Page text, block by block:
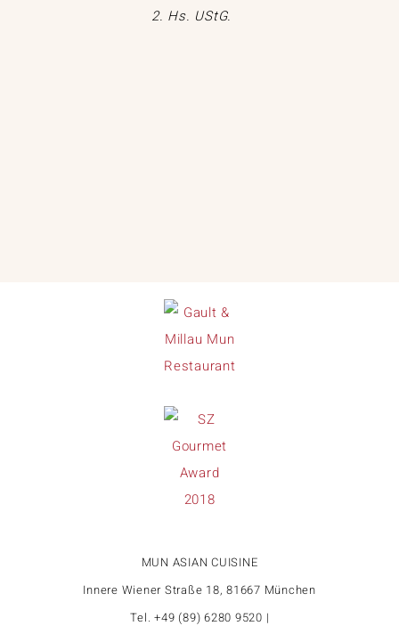
2. Hs. UStG.
MUN ASIAN CUISINE
Innere Wiener Straße 18, 81667 München
Tel. +49 (89) 6280 9520 |